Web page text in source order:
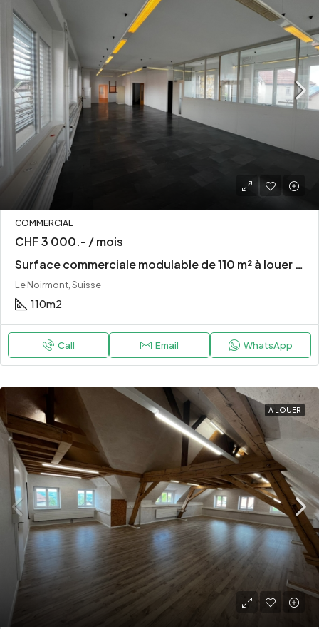
COMMERCIAL
CHF 3 000.- / mois
Surface commerciale modulable de 110 m² à louer – CHF 3’000.– / mois – Le Noirmont
Le Noirmont, Suisse
110m2
Call Email WhatsApp
A LOUER